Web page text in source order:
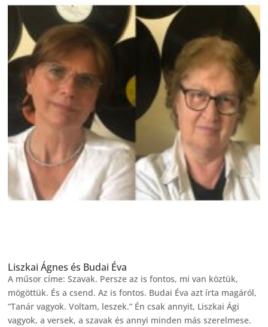
Liszkai Ágnes és Budai Éva
A műsor címe: Szavak. Persze az is fontos, mi van köztük,
mögöttük. És a csend. Az is fontos. Budai Éva azt írta magáról,
“Tanár vagyok. Voltam, leszek.” Én csak annyit, Liszkai Ági
vagyok, a versek, a szavak és annyi minden más szerelmese.